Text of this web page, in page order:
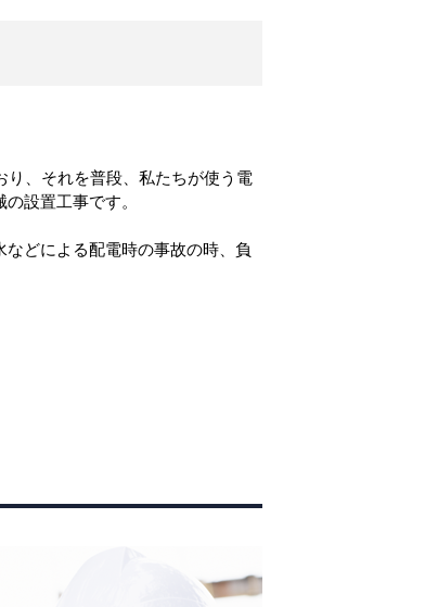
り、それを普段、私たちが使う電
設置工事です。
どによる配電時の事故の時、負